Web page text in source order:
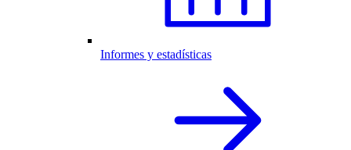
Informes y estadísticas